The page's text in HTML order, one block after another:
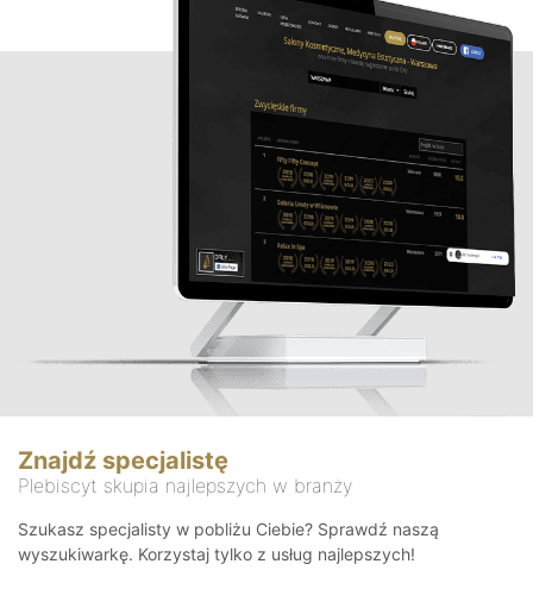
Znajdź specjalistę
Plebiscyt skupia najlepszych w branży
Szukasz specjalisty w pobliżu Ciebie? Sprawdź naszą
wyszukiwarkę. Korzystaj tylko z usług najlepszych!